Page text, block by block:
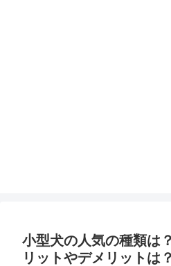
小型犬の人気の種類は
リットやデメリットは？